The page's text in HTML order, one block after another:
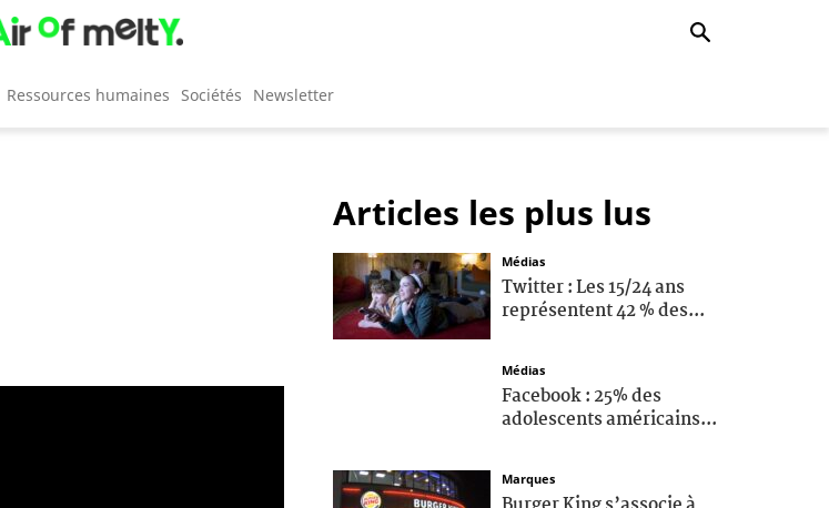
Ressources humaines Sociétés Newsletter
Articles les plus lus
Médias
Twitter : Les 15/24 ans
représentent 42 % des...
Médias
Facebook : 25% des
adolescents américains...
Marques